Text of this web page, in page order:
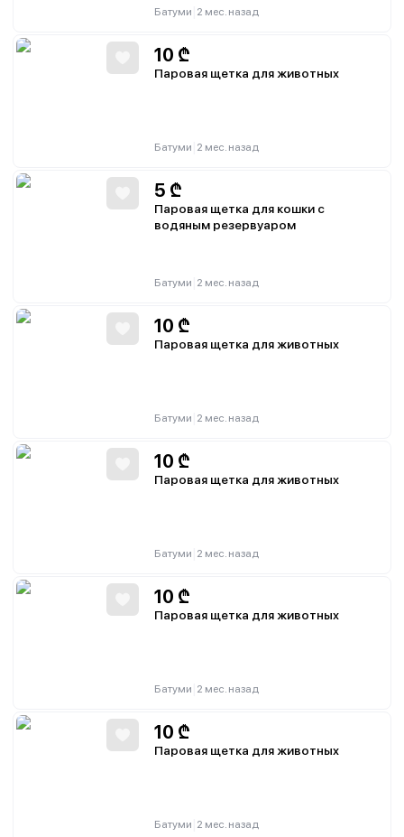
Батуми 2 мес. назад
10 ₾
Паровая щетка для животных
Батуми 2 мес. назад
5 ₾
Паровая щетка для кошки с
водяным резервуаром
Батуми 2 мес. назад
10 ₾
Паровая щетка для животных
Батуми 2 мес. назад
10 ₾
Паровая щетка для животных
Батуми 2 мес. назад
10 ₾
Паровая щетка для животных
Батуми 2 мес. назад
10 ₾
Паровая щетка для животных
Батуми 2 мес. назад